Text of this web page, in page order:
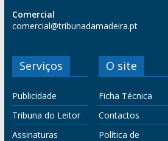
Comercial
comercial@tribunadamadeira.pt
Serviços
Publicidade
Tribuna do Leitor
Assinaturas
O site
Ficha Técnica
Contactos
Política de